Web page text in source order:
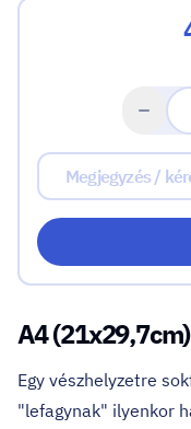
A4
Egy vészhelyzetre
"lefagynak" ilyenkor